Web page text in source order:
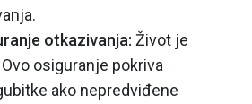
otkazivanja: Život je
osiguranje pokriva
ako nepredviđene